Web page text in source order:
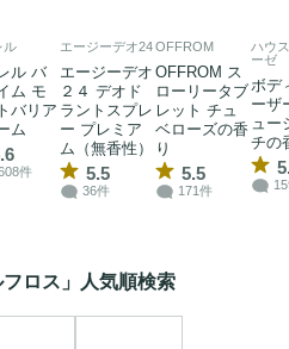
ル
ル バ
ム モ
バリア
ム
件
エージーデオ24
エージーデオ
２４ デオド
ラントスプレ
ー プレミア
ム（無香性）
5.5
36件
OFFROM
OFFROM ス
ローリータブ
レット チュ
ベローズの香
り
5.5
171件
ハウ
ーゼ
ボデ
ーザ
ュー
チの
フロス」人気順検索